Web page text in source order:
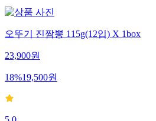
오뚜기 진짬뽕 115g(12입) X 1box
23,900원
18%19,500원